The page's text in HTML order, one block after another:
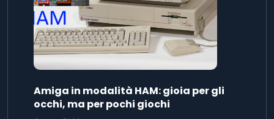
Amiga in modalità HAM: gioia per gli
occhi, ma per pochi giochi